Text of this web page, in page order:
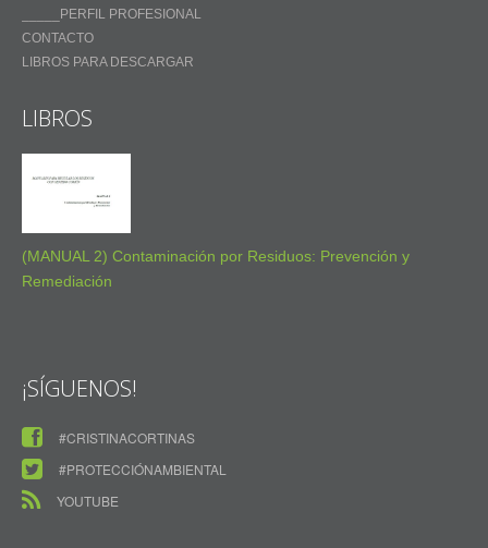
_____PERFIL PROFESIONAL
CONTACTO
LIBROS PARA DESCARGAR
LIBROS
(MANUAL 2) Contaminación por Residuos: Prevención y
Remediación
¡SÍGUENOS!
#CRISTINACORTINAS
#PROTECCIÓNAMBIENTAL
YOUTUBE